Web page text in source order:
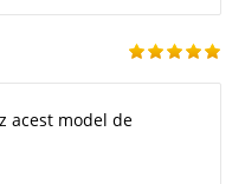
acest model de